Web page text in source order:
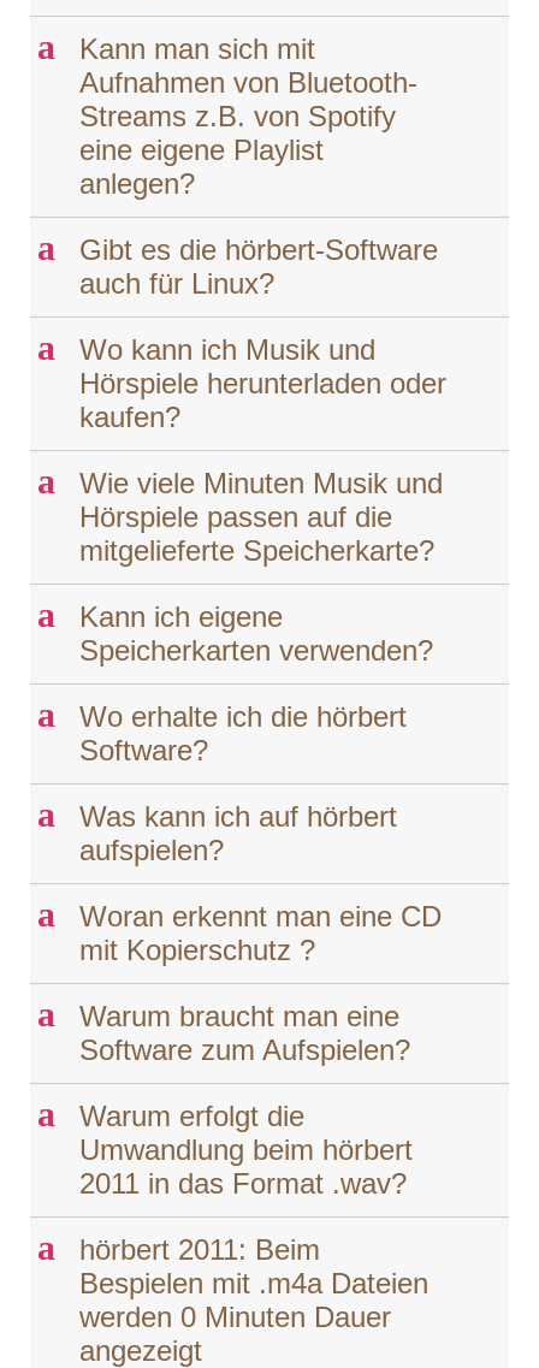
a
Kann man sich mit
Aufnahmen von Bluetooth-
Streams z.B. von Spotify
eine eigene Playlist
anlegen?
a
Gibt es die hörbert-Software
auch für Linux?
a
Wo kann ich Musik und
Hörspiele herunterladen oder
kaufen?
a
Wie viele Minuten Musik und
Hörspiele passen auf die
mitgelieferte Speicherkarte?
a
Kann ich eigene
Speicherkarten verwenden?
a
Wo erhalte ich die hörbert
Software?
a
Was kann ich auf hörbert
aufspielen?
a
Woran erkennt man eine CD
mit Kopierschutz ?
a
Warum braucht man eine
Software zum Aufspielen?
a
Warum erfolgt die
Umwandlung beim hörbert
2011 in das Format .wav?
a
hörbert 2011: Beim
Bespielen mit .m4a Dateien
werden 0 Minuten Dauer
angezeigt